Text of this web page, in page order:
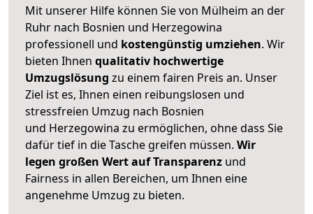
Mit unserer Hilfe können Sie von Mülheim an der
Ruhr nach Bosnien und Herzegowina
professionell und kostengünstig umziehen. Wir
bieten Ihnen qualitativ hochwertige
Umzugslösung zu einem fairen Preis an. Unser
Ziel ist es, Ihnen einen reibungslosen und
stressfreien Umzug nach Bosnien
und Herzegowina zu ermöglichen, ohne dass Sie
dafür tief in die Tasche greifen müssen. Wir
legen großen Wert auf Transparenz und
Fairness in allen Bereichen, um Ihnen eine
angenehme Umzug zu bieten.